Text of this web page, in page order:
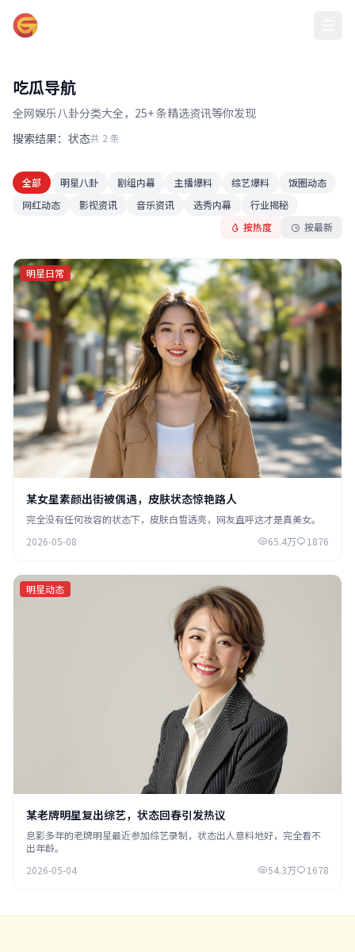
吃瓜导航
全网娱乐八卦分类大全，25+ 条精选资讯等你发现
搜索结果：状态共 2 条
全部 明星八卦 剧组内幕 主播爆料 综艺爆料
饭圈动态
网红动态
影视资讯 音乐资讯 选秀内幕
行业揭秘
按热度
按最新
明星日常
某女星素颜出街被偶遇，皮肤状态惊艳路人
完全没有任何妆容的状态下，皮肤白皙透亮，网友直呼这才是真美女。
2026-05-08
65.4万 1876
明星动态
某老牌明星复出综艺，状态回春引发热议
息影多年的老牌明星最近参加综艺录制，状态出人意料地好，完全看不
出年龄。
2026-05-04
54.3万 1678